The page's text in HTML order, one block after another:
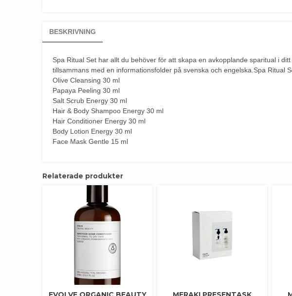
BESKRIVNING
Spa Ritual Set har allt du behöver för att skapa en avkopplande sparitual i
tillsammans med en informationsfolder på svenska och engelska.Spa Ritual
Olive Cleansing 30 ml
Papaya Peeling 30 ml
Salt Scrub Energy 30 ml
Hair & Body Shampoo Energy 30 ml
Hair Conditioner Energy 30 ml
Body Lotion Energy 30 ml
Face Mask Gentle 15 ml
Relaterade produkter